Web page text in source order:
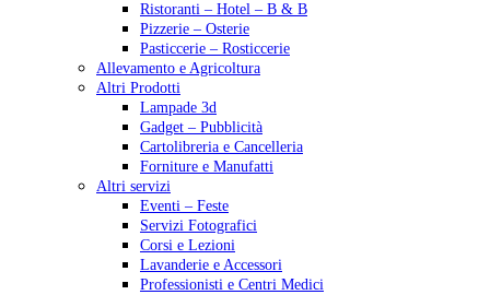
Ristoranti – Hotel – B & B
Pizzerie – Osterie
Pasticcerie – Rosticcerie
Allevamento e Agricoltura
Altri Prodotti
Lampade 3d
Gadget – Pubblicità
Cartolibreria e Cancelleria
Forniture e Manufatti
Altri servizi
Eventi – Feste
Servizi Fotografici
Corsi e Lezioni
Lavanderie e Accessori
Professionisti e Centri Medici